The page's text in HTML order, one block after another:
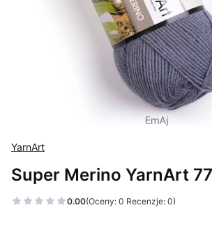
YarnArt
Super Merino YarnArt
0.00(Oceny: 0 Recenzje: 0)